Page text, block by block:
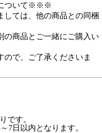
ついて※※※
しては、他の商品との同梱
の商品とご一緒にご購入い
ので、ご了承くださいま
です。
7日以内となります。